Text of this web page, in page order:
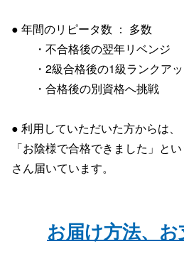
● 年間のリピータ数 ： 多数
・不合格後の翌年リベンジ
・2級合格後の1級ランクア
・合格後の別資格へ挑戦
● 利用していただいた方からは、
「お陰様で合格できました」と
さん届いています。
お届け方法、